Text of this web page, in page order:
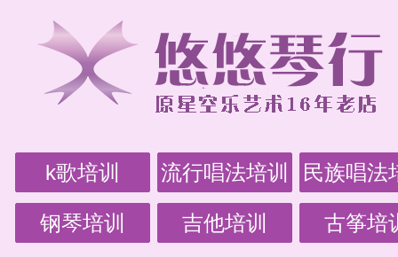
k歌培训 流行唱法培训 民族唱法
钢琴培训 吉他培训 古筝培